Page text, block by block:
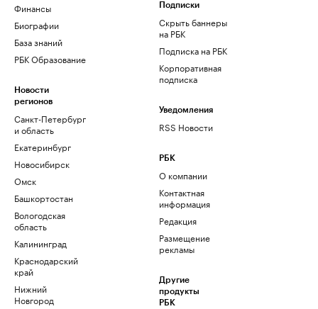
Финансы
Биографии
База знаний
РБК Образование
Новости
регионов
Санкт-Петербург
и область
Екатеринбург
Новосибирск
Омск
Башкортостан
Вологодская
область
Калининград
Краснодарский
край
Нижний
Новгород
Подписки
Скрыть баннеры
на РБК
Подписка на РБК
Корпоративная
подписка
Уведомления
RSS Новости
РБК
О компании
Контактная
информация
Редакция
Размещение
рекламы
Другие
продукты
РБК